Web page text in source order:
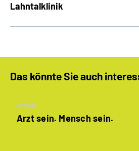
Lahntalklinik
Das könnte Sie auch
Artikel
Arzt sein. Mensch sein.